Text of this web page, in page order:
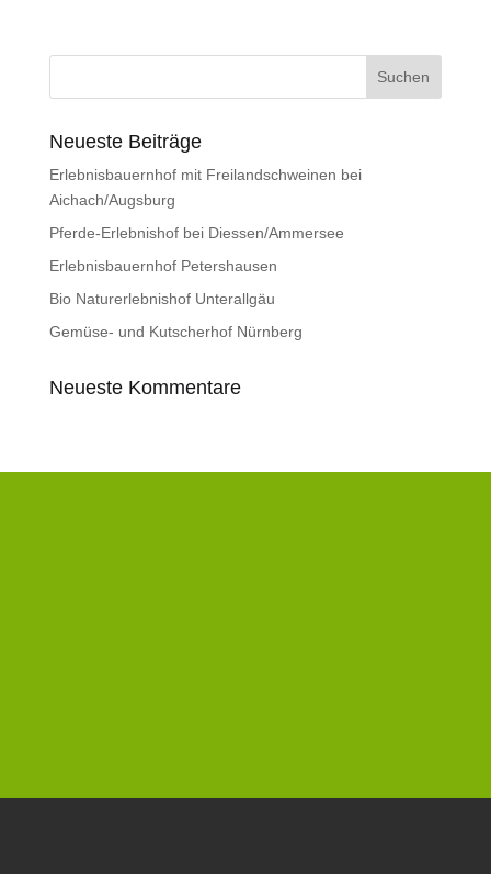
Neueste Beiträge
Erlebnisbauernhof mit Freilandschweinen bei
Aichach/Augsburg
Pferde-Erlebnishof bei Diessen/Ammersee
Erlebnisbauernhof Petershausen
Bio Naturerlebnishof Unterallgäu
Gemüse- und Kutscherhof Nürnberg
Neueste Kommentare